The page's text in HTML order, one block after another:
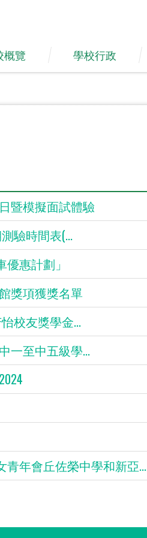
概覽 學校行政
暨模擬面試體驗
驗時間表(...
優惠計劃」
獎項獲獎名單
校友獎學金...
一至中五級學...
青年會丘佐榮中學和新亞...